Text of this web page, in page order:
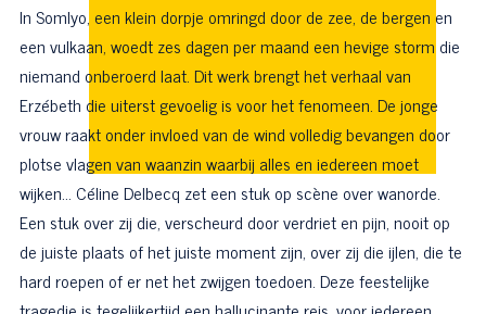
In Somlyo, een klein dorpje omringd door de zee, de bergen en
een vulkaan, woedt zes dagen per maand een hevige storm die
niemand onberoerd laat. Dit werk brengt het verhaal van
Erzébeth die uiterst gevoelig is voor het fenomeen. De jonge
vrouw raakt onder invloed van de wind volledig bevangen door
plotse vlagen van waanzin waarbij alles en iedereen moet
wijken… Céline Delbecq zet een stuk op scène over wanorde.
Een stuk over zij die, verscheurd door verdriet en pijn, nooit op
de juiste plaats of het juiste moment zijn, over zij die ijlen, die te
hard roepen of er net het zwijgen toedoen. Deze feestelijke